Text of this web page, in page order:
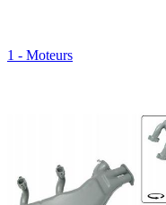
1 - Moteurs